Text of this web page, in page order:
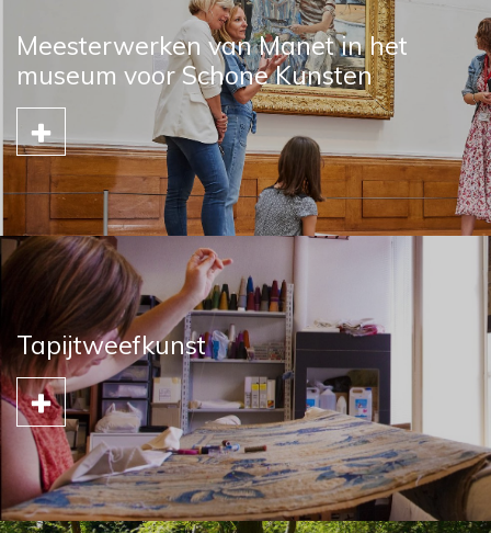
Meesterwerken van Manet in het
museum voor Schone Kunsten
Tapijtweefkunst